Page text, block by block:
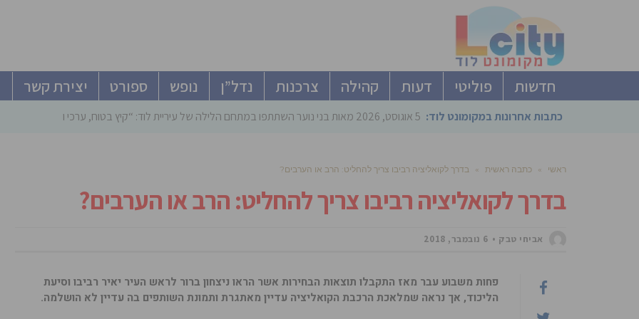
חדשות פוליטי דעות קהילה צרכנות נדל”ן נופש ספורט יצירת קשר
כתבות אחרונות במקומונט לוד: 5 אוגוסט, 2026 מאות בני נוער השתתפו במתחם הלילה של עיריית לוד: “קיץ בטוח, ערכי ומהנה”
ראשי » כתבה ראשית » בדרך לקואליציה רביבו צריך להחליט: הרב או הערבים?
בדרך לקואליציה רביבו צריך להחליט: הרב או הערבים?
אביחי טבק 6 נובמבר, 2018
פחות משבוע עבר מאז התקבלו תוצאות הבחירות אשר הראו ניצחון ברור לראש העיר יאיר רביבו וסיעת
הליכוד, אך נראה שמלאכת הרכבת הקואליציה עדיין מאתגרת ותמונת השותפים בה עדיין לא הושלמה.